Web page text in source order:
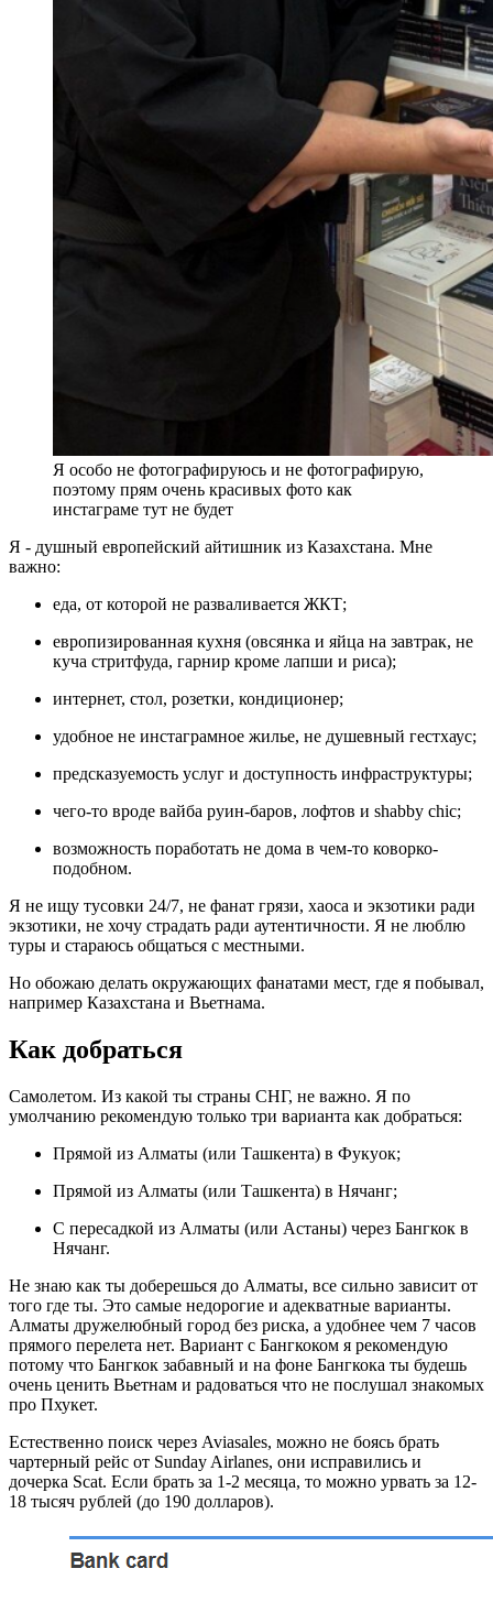
Я особо не фотографируюсь и не фотографирую,
поэтому прям очень красивых фото как
инстаграме тут не будет
Я - душный европейский айтишник из Казахстана. Мне
важно:
еда, от которой не разваливается ЖКТ;
европизированная кухня (овсянка и яйца на завтрак, не
куча стритфуда, гарнир кроме лапши и риса);
интернет, стол, розетки, кондиционер;
удобное не инстаграмное жилье, не душевный гестхаус;
предсказуемость услуг и доступность инфраструктуры;
чего-то вроде вайба руин-баров, лофтов и shabby chic;
возможность поработать не дома в чем-то коворко-
подобном.
Я не ищу тусовки 24/7, не фанат грязи, хаоса и экзотики ради
экзотики, не хочу страдать ради аутентичности. Я не люблю
туры и стараюсь общаться с местными.
Но обожаю делать окружающих фанатами мест, где я побывал,
например Казахстана и Вьетнама.
Как добраться
Самолетом. Из какой ты страны СНГ, не важно. Я по
умолчанию рекомендую только три варианта как добраться:
Прямой из Алматы (или Ташкента) в Фукуок;
Прямой из Алматы (или Ташкента) в Нячанг;
С пересадкой из Алматы (или Астаны) через Бангкок в
Нячанг.
Не знаю как ты доберешься до Алматы, все сильно зависит от
того где ты. Это самые недорогие и адекватные варианты.
Алматы дружелюбный город без риска, а удобнее чем 7 часов
прямого перелета нет. Вариант с Бангкоком я рекомендую
потому что Бангкок забавный и на фоне Бангкока ты будешь
очень ценить Вьетнам и радоваться что не послушал знакомых
про Пхукет.
Естественно поиск через Aviasales, можно не боясь брать
чартерный рейс от Sunday Airlanes, они исправились и
дочерка Scat. Если брать за 1-2 месяца, то можно урвать за 12-
18 тысяч рублей (до 190 долларов).